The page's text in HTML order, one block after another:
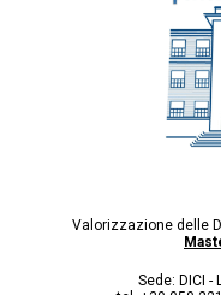
Valorizzazione delle
Sede: DICI